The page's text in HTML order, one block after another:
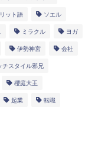
ット語 ソエル
ミラクル ヨガ
伊勢神宮 会社
チスタイル邪兄
櫻庭大王
起業 転職